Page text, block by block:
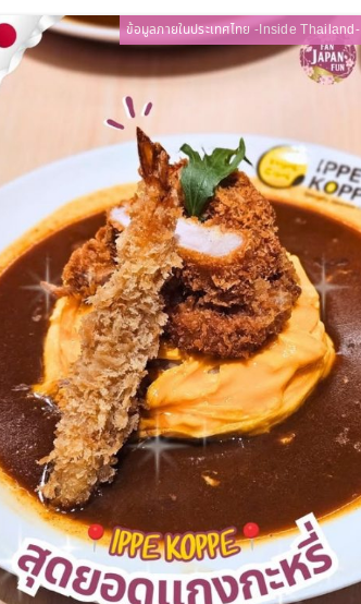
ข้อมูลภายในประเทศไทย -Inside Thailand-